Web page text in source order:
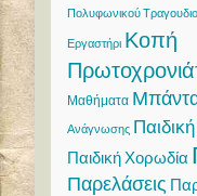
Πολυφωνικού
Εργαστήρι Κοπή
Μαθήματα
Ανάγνωσης
Παιδική Χορωδία
Παρελάσεις